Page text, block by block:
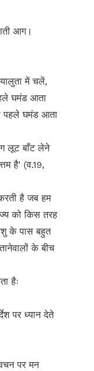
आग।
में चलें,
घमंड आता
पहले घमंड आता
लूट बाँट लेने
है' (व.19,
है जब हम
को किस तरह
के पास बहुत
के बीच
हैः
पर ध्यान देते
पर मन